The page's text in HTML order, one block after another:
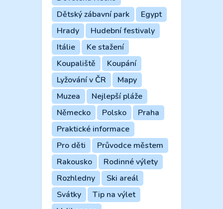
Dětský zábavní park
Egypt
Hrady
Hudební festivaly
Itálie
Ke stažení
Koupaliště
Koupání
Lyžování v ČR
Mapy
Muzea
Nejlepší pláže
Německo
Polsko
Praha
Praktické informace
Pro děti
Průvodce městem
Rakousko
Rodinné výlety
Rozhledny
Ski areál
Svátky
Tip na výlet